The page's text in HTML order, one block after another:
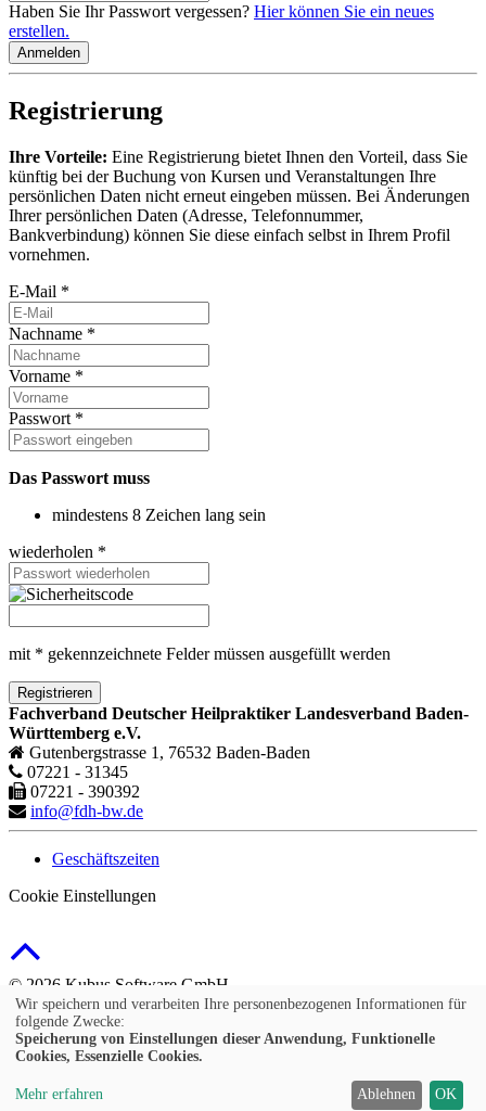
Haben Sie Ihr Passwort vergessen? Hier können Sie ein neues
erstellen.
Anmelden
Registrierung
Ihre Vorteile: Eine Registrierung bietet Ihnen den Vorteil, dass Sie
künftig bei der Buchung von Kursen und Veranstaltungen Ihre
persönlichen Daten nicht erneut eingeben müssen. Bei Änderungen
Ihrer persönlichen Daten (Adresse, Telefonnummer,
Bankverbindung) können Sie diese einfach selbst in Ihrem Profil
vornehmen.
E-Mail *
Nachname *
Vorname *
Passwort *
Das Passwort muss
mindestens 8 Zeichen lang sein
wiederholen *
mit * gekennzeichnete Felder müssen ausgefüllt werden
Registrieren
Fachverband Deutscher Heilpraktiker Landesverband Baden-
Württemberg e.V.
Gutenbergstrasse 1, 76532 Baden-Baden
07221 - 31345
07221 - 390392
info@fdh-bw.de
Geschäftszeiten
Cookie Einstellungen
© 2026 Kubus Software GmbH
Impressum
Allgemeine Teilnahmebedingungen
Datenschutz
Deutsch
Wir speichern und verarbeiten Ihre personenbezogenen Informationen für
folgende Zwecke:
Speicherung von Einstellungen dieser Anwendung, Funktionelle
Cookies, Essenzielle Cookies.
Mehr erfahren Ablehnen OK